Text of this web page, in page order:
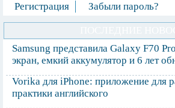
Регистрация Забыли пароль?
Samsung представила Galaxy F70
экран, емкий аккумулятор и 6 лет
Vorika для iPhone: приложение для
практики английского